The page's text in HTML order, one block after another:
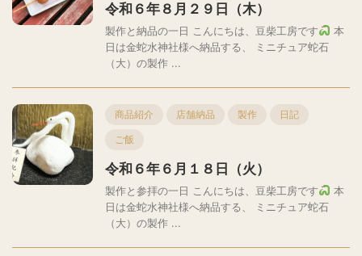
令和６年８月２９日（木）
製作と納品の一日 こんにちは、豆柴工房です
本
日は金蛇水神社様へ納品する、 ミニチュア蛇石
（大）の製作 ...
商品紹介 店舗納品 製作 日記
ご飯
令和６年６月１８日（火）
製作と参拝の一日 こんにちは、豆柴工房です
本
日は金蛇水神社様へ納品する、 ミニチュア蛇石
（大）の製作 ...